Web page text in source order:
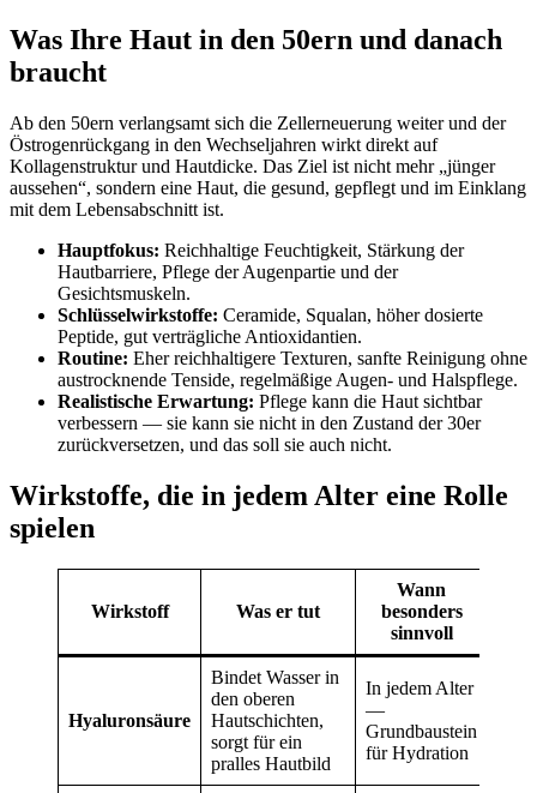
Was Ihre Haut in den 50ern und danach
braucht
Ab den 50ern verlangsamt sich die Zellerneuerung weiter und der
Östrogenrückgang in den Wechseljahren wirkt direkt auf
Kollagenstruktur und Hautdicke. Das Ziel ist nicht mehr „jünger
aussehen“, sondern eine Haut, die gesund, gepflegt und im Einklang
mit dem Lebensabschnitt ist.
Hauptfokus: Reichhaltige Feuchtigkeit, Stärkung der
Hautbarriere, Pflege der Augenpartie und der
Gesichtsmuskeln.
Schlüsselwirkstoffe: Ceramide, Squalan, höher dosierte
Peptide, gut verträgliche Antioxidantien.
Routine: Eher reichhaltigere Texturen, sanfte Reinigung ohne
austrocknende Tenside, regelmäßige Augen- und Halspflege.
Realistische Erwartung: Pflege kann die Haut sichtbar
verbessern — sie kann sie nicht in den Zustand der 30er
zurückversetzen, und das soll sie auch nicht.
Wirkstoffe, die in jedem Alter eine Rolle
spielen
Wirkstoff Was er tut
Wann
besonders
sinnvoll
Hyaluronsäure
Bindet Wasser in
den oberen
Hautschichten,
sorgt für ein
pralles Hautbild
In jedem Alter
—
Grundbaustein
für Hydration